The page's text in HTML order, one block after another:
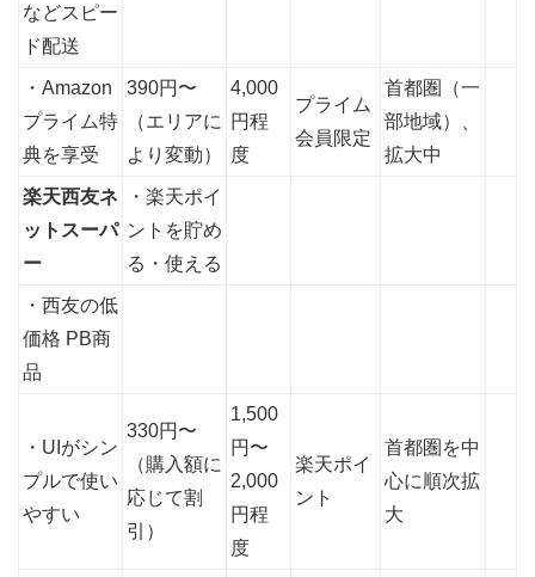
などスピー
ド配送
・Amazon
プライム特
典を享受
390円〜
（エリアに
より変動）
4,000
円程
度
プライム
会員限定
首都圏（一
部地域）、
拡大中
楽天西友ネ
ットスーパ
ー
・楽天ポイ
ントを貯め
る・使える
・西友の低
価格 PB商
品
・UIがシン
プルで使い
やすい
330円〜
（購入額に
応じて割
引）
1,500
円〜
2,000
円程
度
楽天ポイ
ント
首都圏を中
心に順次拡
大